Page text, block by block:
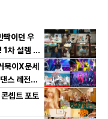
짝이던 우
1차 설렘 티
북이X문세
스 레전드
셉트 포토